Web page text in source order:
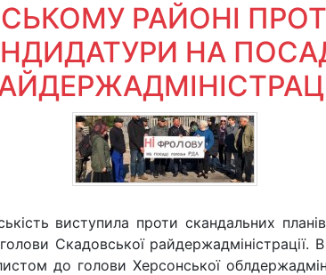
РАЙОНІ
НА
виступила проти скандальних
Скадовської райдержадміністрації. В
до голови Херсонської